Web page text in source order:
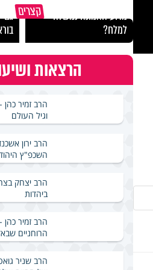
קצרים
מדוע האמונה נמשלה
למלח?
גם
הרצאות
הרב זמיר כהן
וגיל העולם
הרב ירון
השכפ"ץ
הרב יצחק
ביהדות
הרב זמיר כהן
הרוחניים
הרב שניר